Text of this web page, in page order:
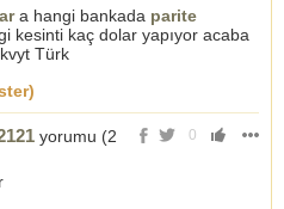
a hangi bankada parite
kesinti kaç dolar yapıyor acaba
Türk
0
yorumu (2